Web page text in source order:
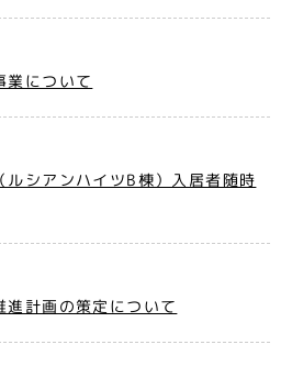
業について
シアンハイツB棟）入居者随時
計画の策定について